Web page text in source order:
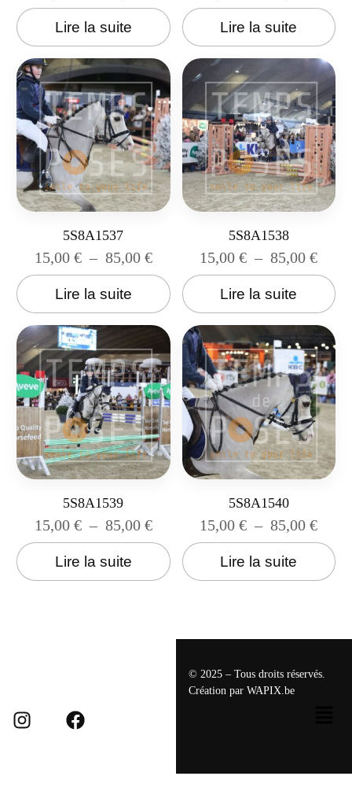
Lire la suite Lire la suite
5S8A1537
15,00 € – 85,00 €
Lire la suite
5S8A1538
15,00€ – 85,00€
Lire la suite
5S8A1539
15,00 € – 85,00 €
Lire la suite
5S8A1540
15,00€ – 85,00€
Lire la suite
© 2025 – Tous droits réservés.
Création par WAPIX.be